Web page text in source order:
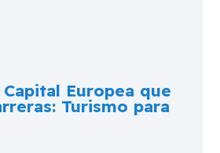
Europea que
Turismo para